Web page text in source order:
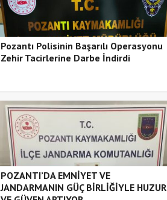
Pozantı Polisinin Başarılı Operasyonu
Zehir Tacirlerine Darbe İndirdi
POZANTI’DA EMNİYET VE
JANDARMANIN GÜÇ BİRLİĞİYLE HUZUR